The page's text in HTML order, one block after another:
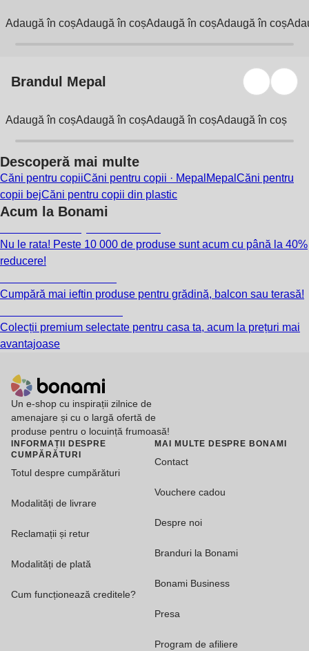
Adaugă în coșAdaugă în coșAdaugă în coșAdaugă în coș
Brandul Mepal
Adaugă în coșAdaugă în coșAdaugă în coșAdaugă în coș
Descoperă mai multe
Căni pentru copiiCăni pentru copii · Mepal Mepal Căni pentru
copii bejCăni pentru copii din plastic
Acum la Bonami
Nu le rata! Peste 10 000 de produse sunt acum cu până la 40%
reducere!
Cumpără mai ieftin produse pentru grădină, balcon sau terasă!
Colecții premium selectate pentru casa ta, acum la prețuri mai
avantajoase
Un e-shop cu inspirații zilnice de
amenajare și cu o largă ofertă de
produse pentru o locuință frumoasă!
INFORMAȚII DESPRE
CUMPĂRĂTURI
Totul despre cumpărături
Modalități de livrare
Reclamații și retur
Modalități de plată
Cum funcționează creditele?
MAI MULTE DESPRE BONAMI
Contact
Vouchere cadou
Despre noi
Branduri la Bonami
Bonami Business
Presa
Program de afiliere